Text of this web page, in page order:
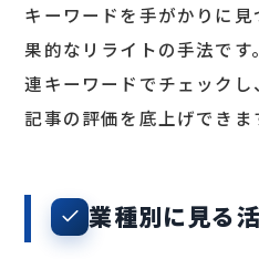
キーワードを手がかりに
果的なリライトの手法で
連キーワードでチェックし
記事の評価を底上げできま
業種別に見る